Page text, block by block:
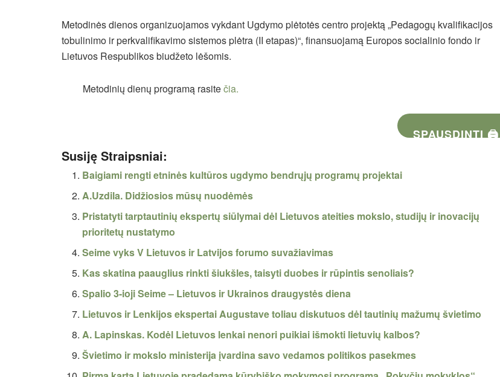
Metodinės dienos organizuojamos vykdant Ugdymo plėtotės centro projektą „Pedagogų kvalifikacijos
tobulinimo ir perkvalifikavimo sistemos plėtra (II etapas)“, finansuojamą Europos socialinio fondo ir
Lietuvos Respublikos biudžeto lėšomis.
Metodinių dienų programą rasitečia.
SPAUSDINTI 🖨
Susiję Straipsniai:
Baigiami rengti etninės kultūros ugdymo bendrųjų programų projektai
A.Uzdila. Didžiosios mūsų nuodėmės
Pristatyti tarptautinių ekspertų siūlymai dėl Lietuvos ateities mokslo, studijų ir inovacijų
prioritetų nustatymo
Seime vyks V Lietuvos ir Latvijos forumo suvažiavimas
Kas skatina paauglius rinkti šiukšles, taisyti duobes ir rūpintis senoliais?
Spalio 3-ioji Seime – Lietuvos ir Ukrainos draugystės diena
Lietuvos ir Lenkijos ekspertai Augustave toliau diskutuos dėl tautinių mažumų švietimo
A. Lapinskas. Kodėl Lietuvos lenkai nenori puikiai išmokti lietuvių kalbos?
Švietimo ir mokslo ministerija įvardina savo vedamos politikos pasekmes